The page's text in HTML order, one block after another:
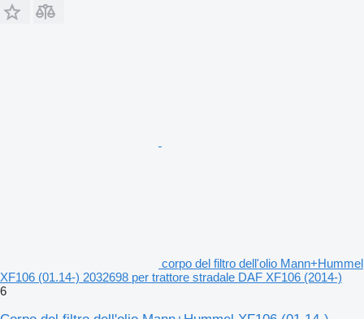
corpo del filtro dell'olio Mann+Hummel
XF106 (01.14-) 2032698 per trattore stradale DAF XF106 (2014-)
6